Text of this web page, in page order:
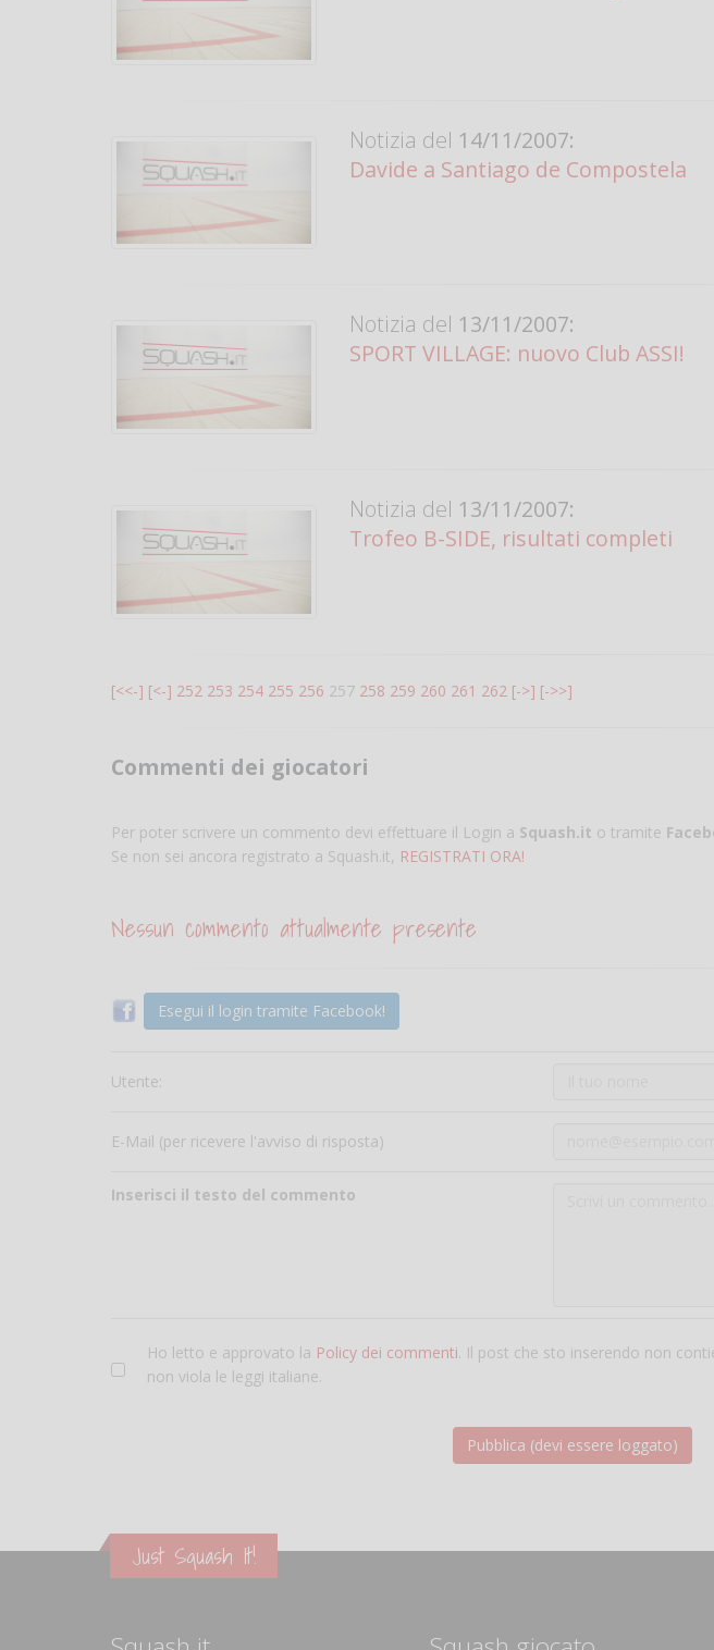
Notizia del 14/11/2007:
Davide a Santiago de Compostela
Notizia del 13/11/2007:
SPORT VILLAGE: nuovo Club ASSI!
Notizia del 13/11/2007:
Trofeo B-SIDE, risultati completi
[<<-] [<-] 252 253 254 255 256 257 258 259 260 261 262 [->] [->>]
Commenti dei giocatori
Per poter scrivere un commento devi effettuare il Login a Squash.it o tramite
Se non sei ancora registrato a Squash.it, REGISTRATI ORA!
Nessun commento attualmente presente
Esegui il login tramite Facebook!
Utente:
E-Mail (per ricevere l'avviso di risposta)
Inserisci il testo del commento
Ho letto e approvato la Policy dei commenti. Il post che sto inserendo non
non viola le leggi italiane.
Just Squash It!